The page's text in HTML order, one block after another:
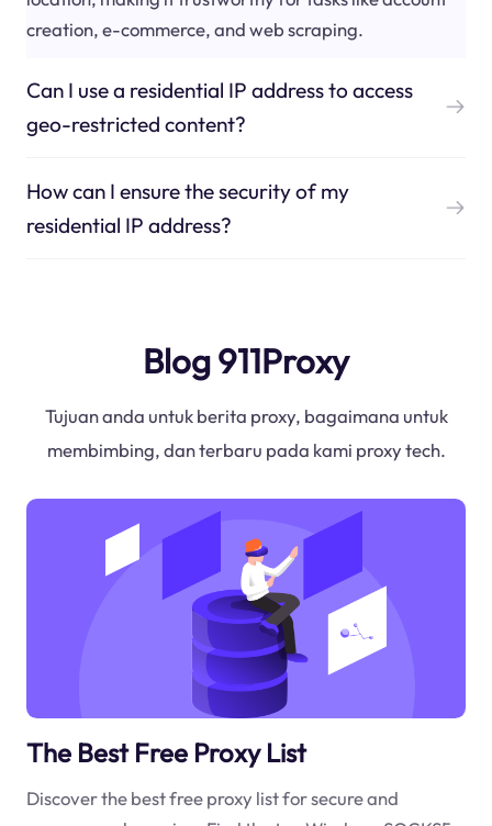
creation, e-commerce, and web scraping.
Can I use a residential IP address to access
geo-restricted content?
How can I ensure the security of my
residential IP address?
Blog 911Proxy
Tujuan anda untuk berita proxy, bagaimana untuk
membimbing, dan terbaru pada kami proxy tech.
The Best Free Proxy List
Discover the best free proxy list for secure and